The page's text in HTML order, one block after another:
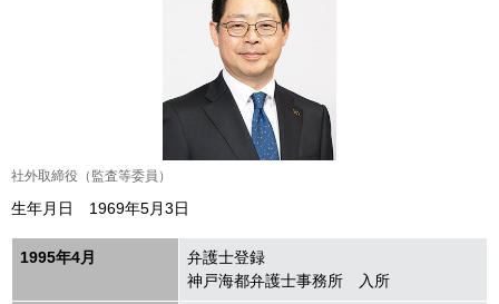
社外取締役（監査等委員）
生年月日 1969年5月3日
1995年4月
弁護士登録
神戸海都弁護士事務所 入所